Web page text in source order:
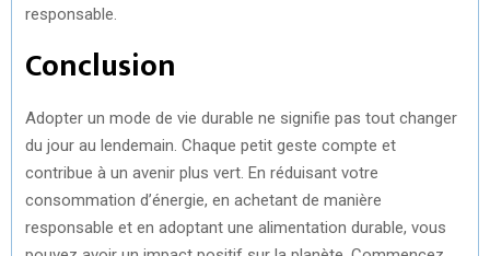
responsable.
Conclusion
Adopter un mode de vie durable ne signifie pas tout changer
du jour au lendemain. Chaque petit geste compte et
contribue à un avenir plus vert. En réduisant votre
consommation d’énergie, en achetant de manière
responsable et en adoptant une alimentation durable, vous